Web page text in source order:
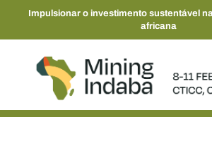
Impulsionar o investimento sustentável
africana